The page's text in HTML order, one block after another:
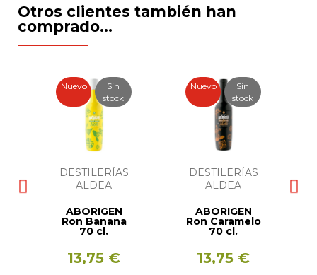
Otros clientes también han
comprado...
Nuevo
Sin
stock
DESTILERÍAS
ALDEA
ABORIGEN
Ron Banana
70 cl.
13,75 €
Nuevo
Sin
stock
DESTILERÍAS
ALDEA
ABORIGEN
Ron Caramelo
70 cl.
13,75 €